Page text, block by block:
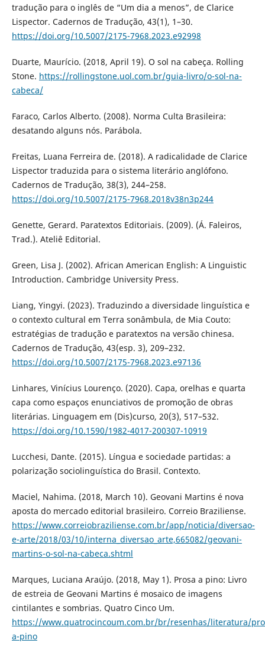
tradução para o inglês de “Um dia a menos”, de Clarice
Lispector. Cadernos de Tradução, 43(1), 1–30.
https://doi.org/10.5007/2175-7968.2023.e92998
Duarte, Maurício. (2018, April 19). O sol na cabeça. Rolling
Stone. https://rollingstone.uol.com.br/guia-livro/o-sol-na-
cabeca/
Faraco, Carlos Alberto. (2008). Norma Culta Brasileira:
desatando alguns nós. Parábola.
Freitas, Luana Ferreira de. (2018). A radicalidade de Clarice
Lispector traduzida para o sistema literário anglófono.
Cadernos de Tradução, 38(3), 244–258.
https://doi.org/10.5007/2175-7968.2018v38n3p244
Genette, Gerard. Paratextos Editoriais. (2009). (Á. Faleiros,
Trad.). Ateliê Editorial.
Green, Lisa J. (2002). African American English: A Linguistic
Introduction. Cambridge University Press.
Liang, Yingyi. (2023). Traduzindo a diversidade linguística e
o contexto cultural em Terra sonâmbula, de Mia Couto:
estratégias de tradução e paratextos na versão chinesa.
Cadernos de Tradução, 43(esp. 3), 209–232.
https://doi.org/10.5007/2175-7968.2023.e97136
Linhares, Vinícius Lourenço. (2020). Capa, orelhas e quarta
capa como espaços enunciativos de promoção de obras
literárias. Linguagem em (Dis)curso, 20(3), 517–532.
https://doi.org/10.1590/1982-4017-200307-10919
Lucchesi, Dante. (2015). Língua e sociedade partidas: a
polarização sociolinguística do Brasil. Contexto.
Maciel, Nahima. (2018, March 10). Geovani Martins é nova
aposta do mercado editorial brasileiro. Correio Braziliense.
https://www.correiobraziliense.com.br/app/noticia/diversao-
e-arte/2018/03/10/interna_diversao_arte,665082/geovani-
martins-o-sol-na-cabeca.shtml
Marques, Luciana Araújo. (2018, May 1). Prosa a pino: Livro
de estreia de Geovani Martins é mosaico de imagens
cintilantes e sombrias. Quatro Cinco Um.
https://www.quatrocincoum.com.br/br/resenhas/literatura/
a-pino